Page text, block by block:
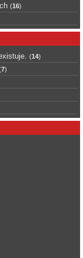
(16)
(14)
7)